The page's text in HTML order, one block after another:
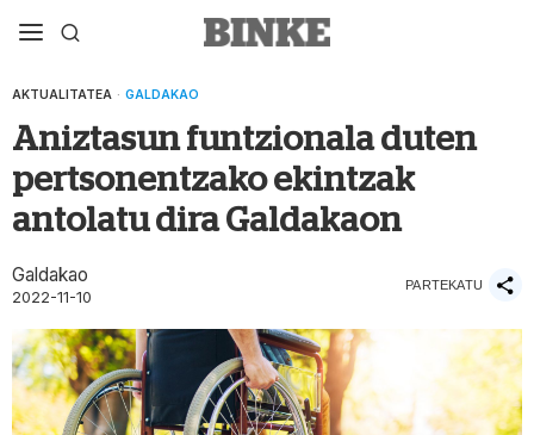
AKTUALITATEA · GALDAKAO
Aniztasun funtzionala duten
pertsonentzako ekintzak
antolatu dira Galdakaon
Galdakao
2022-11-10
PARTEKATU